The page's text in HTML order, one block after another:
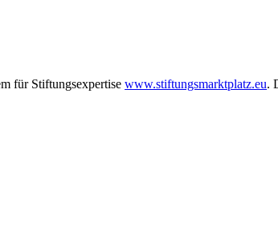
für Stiftungsexpertisewww.stiftungsmarktplatz.eu.